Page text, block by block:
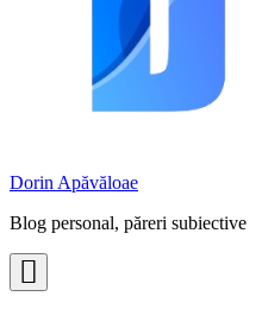
Dorin Apăvăloae
Blog personal, păreri subiective